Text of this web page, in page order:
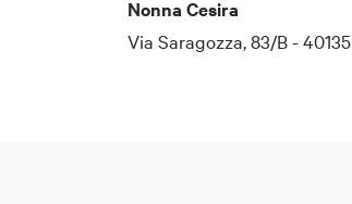
Nonna Cesira
Via Saragozza, 83/B - 40135